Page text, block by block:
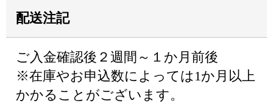
配送注記
ご入金確認後２週間～１か月前後
※在庫やお申込数によっては1か月以上
かかることがございます。